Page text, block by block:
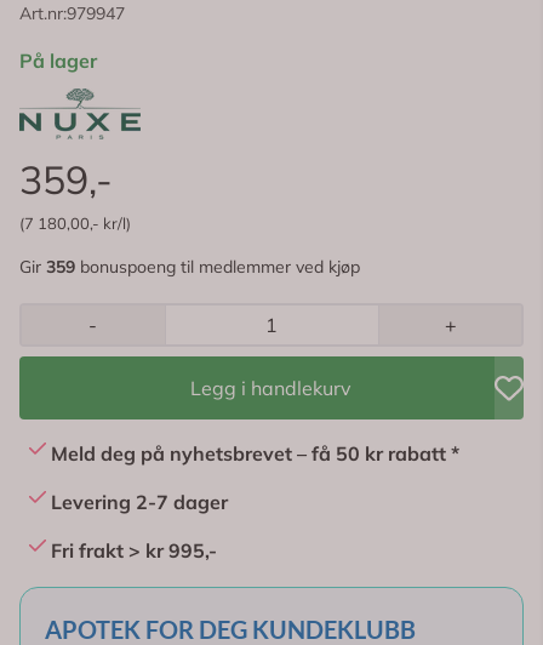
Art.nr:979947
På lager
359,-
(7 180,00,- kr/l)
Gir 359 bonuspoeng til medlemmer ved kjøp
- +
Legg i handlekurv
Meld deg på nyhetsbrevet – få 50 kr rabatt *
Levering 2-7 dager
Fri frakt > kr 995,-
APOTEK FOR DEG KUNDEKLUBB